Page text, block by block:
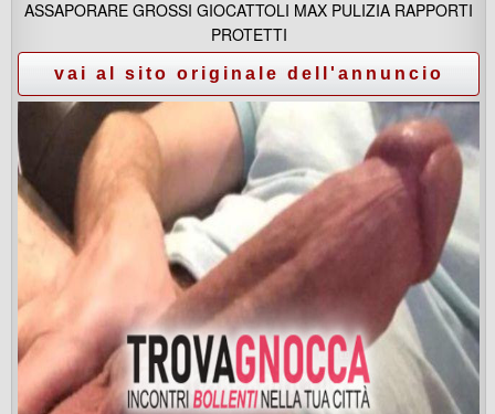
ASSAPORARE GROSSI GIOCATTOLI MAX PULIZIA RAPPORTI
PROTETTI